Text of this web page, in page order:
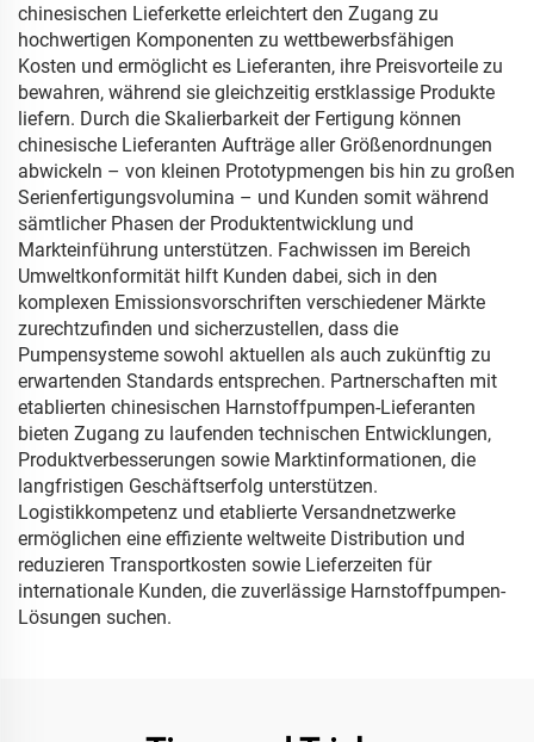
chinesischen Lieferkette erleichtert den Zugang zu
hochwertigen Komponenten zu wettbewerbsfähigen
Kosten und ermöglicht es Lieferanten, ihre Preisvorteile zu
bewahren, während sie gleichzeitig erstklassige Produkte
liefern. Durch die Skalierbarkeit der Fertigung können
chinesische Lieferanten Aufträge aller Größenordnungen
abwickeln – von kleinen Prototypmengen bis hin zu großen
Serienfertigungsvolumina – und Kunden somit während
sämtlicher Phasen der Produktentwicklung und
Markteinführung unterstützen. Fachwissen im Bereich
Umweltkonformität hilft Kunden dabei, sich in den
komplexen Emissionsvorschriften verschiedener Märkte
zurechtzufinden und sicherzustellen, dass die
Pumpensysteme sowohl aktuellen als auch zukünftig zu
erwartenden Standards entsprechen. Partnerschaften mit
etablierten chinesischen Harnstoffpumpen-Lieferanten
bieten Zugang zu laufenden technischen Entwicklungen,
Produktverbesserungen sowie Marktinformationen, die
langfristigen Geschäftserfolg unterstützen.
Logistikkompetenz und etablierte Versandnetzwerke
ermöglichen eine effiziente weltweite Distribution und
reduzieren Transportkosten sowie Lieferzeiten für
internationale Kunden, die zuverlässige Harnstoffpumpen-
Lösungen suchen.